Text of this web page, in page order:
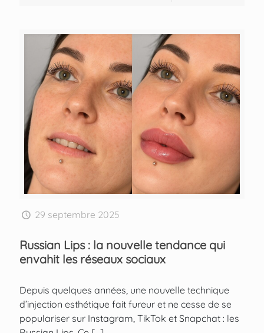
29 septembre 2025
Russian Lips : la nouvelle tendance qui
envahit les réseaux sociaux
Depuis quelques années, une nouvelle technique
d’injection esthétique fait fureur et ne cesse de se
populariser sur Instagram, TikTok et Snapchat : les